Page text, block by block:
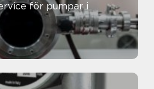
för pumpar i